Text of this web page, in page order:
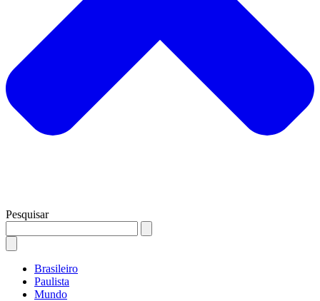
Pesquisar
Brasileiro
Paulista
Mundo